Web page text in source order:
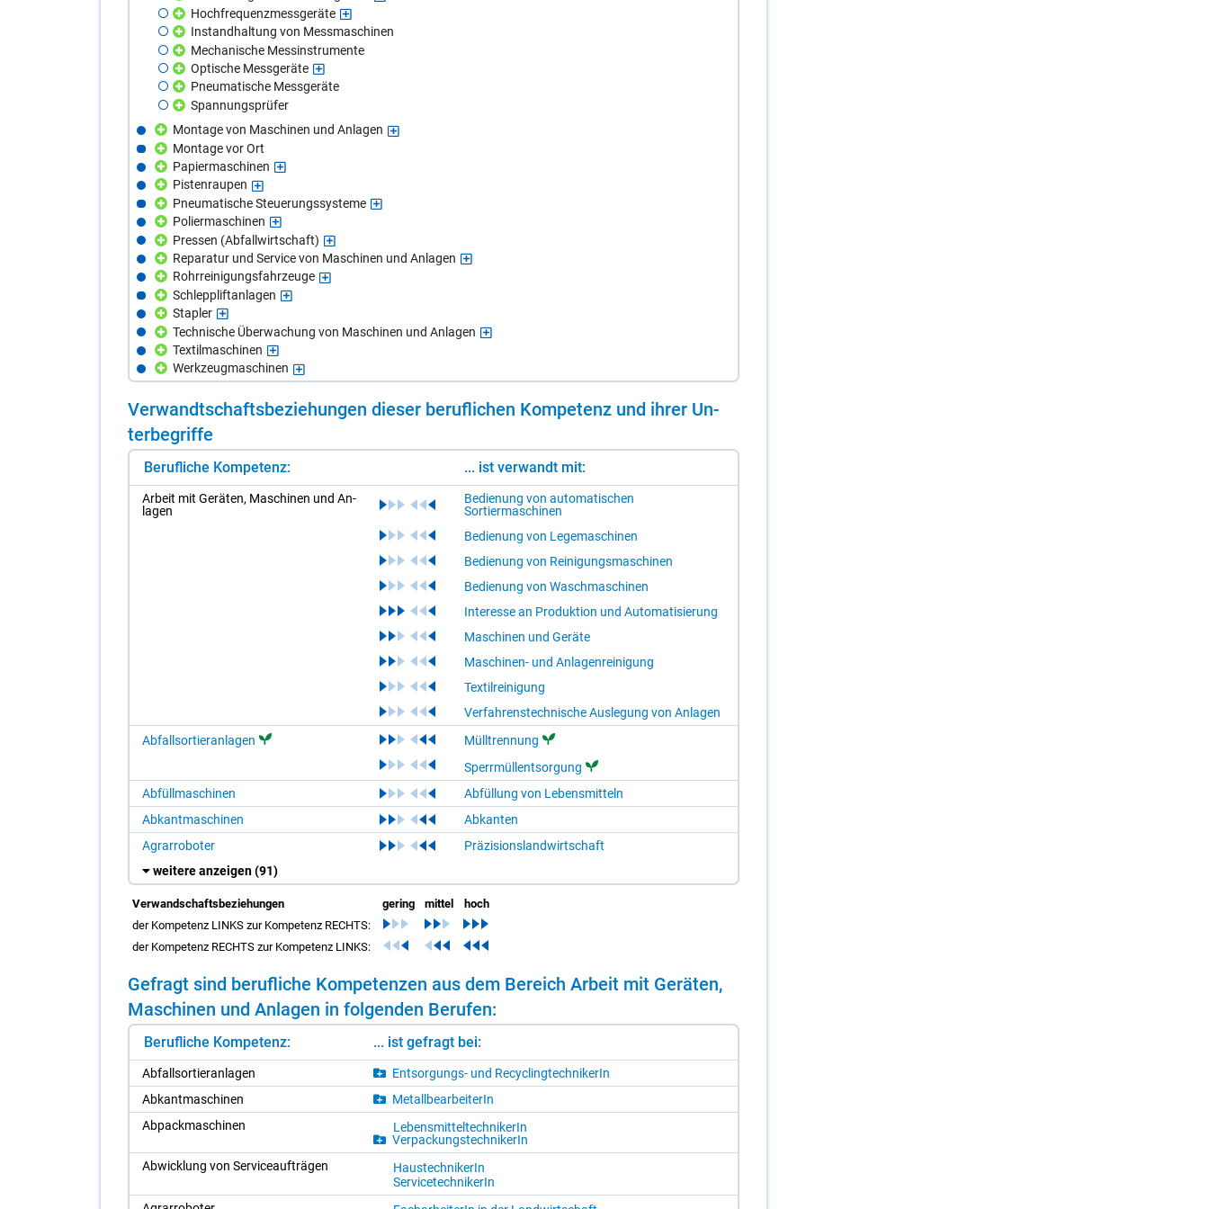
Hochfrequenzmessgeräte
Instandhaltung von Messmaschinen
Mechanische Messinstrumente
Optische Messgeräte
Pneumatische Messgeräte
Spannungsprüfer
Montage von Maschinen und Anlagen
Montage vor Ort
Papiermaschinen
Pistenraupen
Pneumatische Steuerungssysteme
Poliermaschinen
Pressen (Abfallwirtschaft)
Reparatur und Service von Maschinen und Anlagen
Rohrreinigungsfahrzeuge
Schleppliftanlagen
Stapler
Technische Überwachung von Maschinen und Anlagen
Textilmaschinen
Werkzeugmaschinen
Ver­wandt­schafts­be­zie­hun­gen die­ser be­ruf­li­chen Kom­pe­tenz und ih­rer Un­
ter­be­grif­fe
Berufliche Kompetenz: ... ist verwandt mit:
Ar­beit mit Ge­rä­ten, Ma­schi­nen und An­
la­gen
Bedienung von automatischen
Sortiermaschinen
Bedienung von Legemaschinen
Bedienung von Reinigungsmaschinen
Bedienung von Waschmaschinen
Interesse an Produktion und Automatisierung
Maschinen und Geräte
Maschinen- und Anlagenreinigung
Textilreinigung
Verfahrenstechnische Auslegung von Anlagen
Abfallsortieranlagen
Mülltrennung
Sperrmüllentsorgung
Abfüllmaschinen
Abfüllung von Lebensmitteln
Abkantmaschinen
Abkanten
Agrarroboter
Präzisionslandwirtschaft
weitere anzeigen(91)
Verwandschaftsbeziehungen gering mittel
hoch
der Kompetenz LINKS zur Kompetenz RECHTS:
der Kompetenz RECHTS zur Kompetenz LINKS:
Ge­fragt sind be­ruf­li­che Kom­pe­ten­zen aus dem Be­reich Ar­beit mit Ge­rä­ten,
Ma­schi­nen und An­la­gen in fol­gen­den Be­ru­fen:
Berufliche Kompetenz: ... ist gefragt bei:
Ab­fall­sor­tier­an­la­gen
Ent­sor­gungs- und Re­cy­cling­tech­ni­ke­rIn
Ab­kant­ma­schi­nen
Me­tall­be­ar­bei­te­rIn
Ab­pack­ma­schi­nen
Le­bens­mit­tel­tech­ni­ke­rIn
Ver­pa­ckungs­tech­ni­ke­rIn
Ab­wick­lung von Ser­vice­auf­trä­gen
Haus­tech­ni­ke­rIn
Ser­vice­tech­ni­ke­rIn